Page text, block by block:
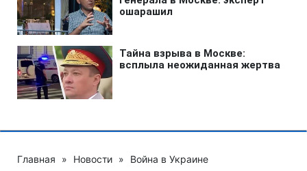
Главная » Новости » Война в Украине